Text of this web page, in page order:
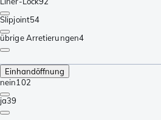
Slipjoint54
übrige Arretierungen4
Einhandöffnung
nein102
ja39